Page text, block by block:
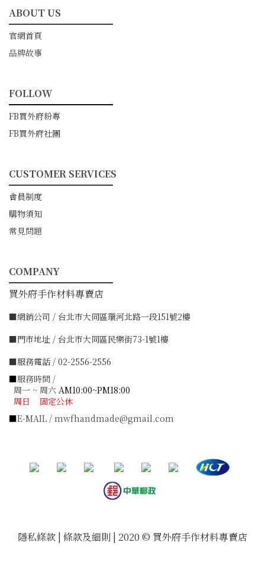
ABOUT US
━━━━━━━━━━━
官網首頁
品牌故事
FOLLOW
━━━━━━━━━━━
FB買外府粉專
FB買外府社團
CUSTOMER SERVICES
━━━━━━━━━━━
會員制度
購物須知
常見問題
COMPANY
━━━━━━━━━━━
買外府手作材料專賣店
■網銷公司 / 台北市大同區環河北路一段151號2樓
■門市地址 / 台北市大同區民樂街73-1號1樓
■服務電話 / 02-2556-2556
■服務時間 /
周一 ~ 周六 AM10:00~PM18:00
周日 固定公休
■E-MAIL / mwfhandmade@gmail.com
隱私條款 | 條款及細則 | 2020 © 買外府手作材料專賣店